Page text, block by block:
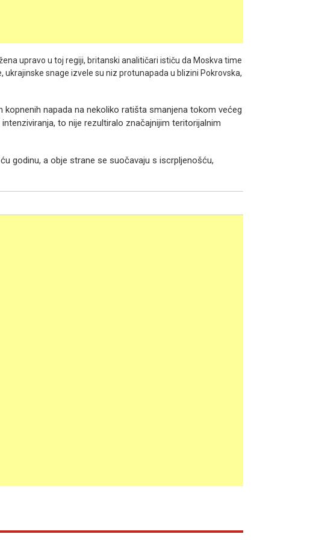
upravo u toj regiji, britanski analitičari ističu da Moskva time
snage izvele su niz protunapada u blizini Pokrovska,
napada na nekoliko ratišta smanjena tokom većeg
to nije rezultiralo značajnijim teritorijalnim
godinu, a obje strane se suočavaju s iscrpljenošću,